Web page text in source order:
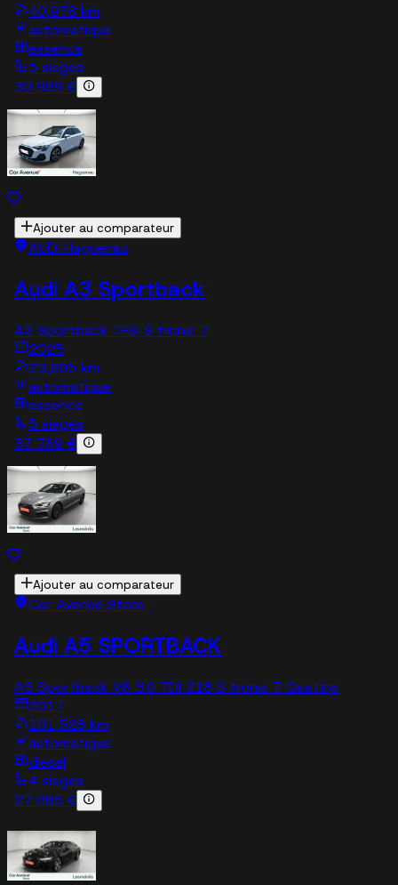
40,978 km
automatique
essence
5 sieges
30 989 €
Ajouter au comparateur
AUDI Haguenau
Audi A3 Sportback
A3 Sportback TFSI S tronic 7
2025
23,895 km
automatique
essence
5 sieges
37 789 €
Ajouter au comparateur
Car Avenue Store
Audi A5 SPORTBACK
A5 Sportback V6 3.0 TDI 218 S tronic 7 Quattro
2017
101,528 km
automatique
diesel
4 sieges
27 085 €